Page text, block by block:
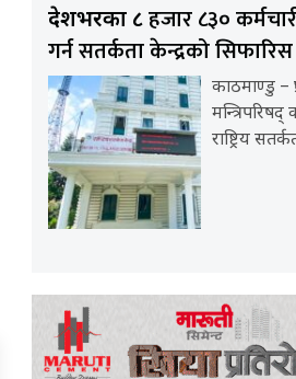
देशभरका ८हजार ८३०
गर्न सतर्कता केन्द्रको सिफारिस
काठमाण्डु –
राष्ट्रिय